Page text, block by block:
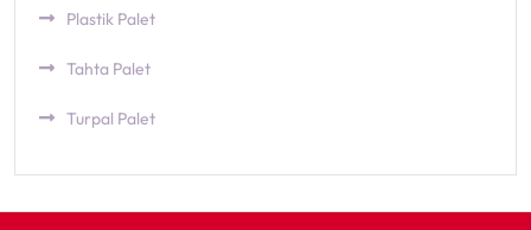
Plastik Palet
Tahta Palet
Turpal Palet